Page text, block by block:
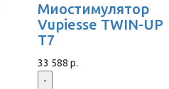
Миостимулятор
Vupiesse TWIN-UP
T7
33 588 р.
-